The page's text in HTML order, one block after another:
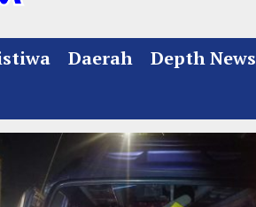
Daerah Depth News